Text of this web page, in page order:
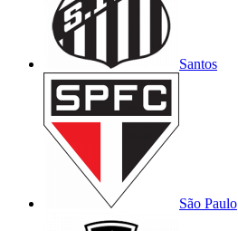
Santos
São Paulo